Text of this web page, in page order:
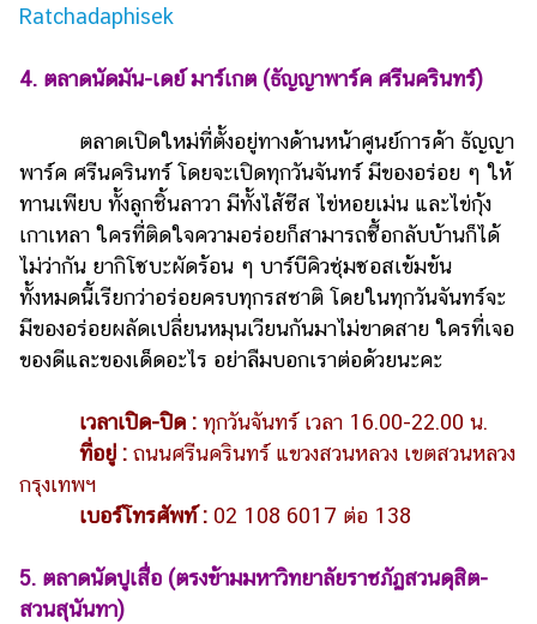
Ratchadaphisek
4. ตลาดนัดมัน-เดย์ มาร์เกต (ธัญญาพาร์ค ศรีนครินทร์)
ตลาดเปิดใหม่ที่ตั้งอยู่ทางด้านหน้าศูนย์การค้า ธัญญา
พาร์ค ศรีนครินทร์ โดยจะเปิดทุกวันจันทร์ มีของอร่อย ๆ ให้
ทานเพียบ ทั้งลูกชิ้นลาวา มีทั้งไส้ชีส ไข่หอยเม่น และไข่กุ้ง
เกาเหลา ใครที่ติดใจความอร่อยก็สามารถซื้อกลับบ้านก็ได้
ไม่ว่ากัน ยากิโซบะผัดร้อน ๆ บาร์บีคิวชุ่มซอสเข้มข้น
ทั้งหมดนี้เรียกว่าอร่อยครบทุกรสชาติ โดยในทุกวันจันทร์จะ
มีของอร่อยผลัดเปลี่ยนหมุนเวียนกันมาไม่ขาดสาย ใครที่เจอ
ของดีและของเด็ดอะไร อย่าลืมบอกเราต่อด้วยนะคะ
เวลาเปิด-ปิด : ทุกวันจันทร์ เวลา 16.00-22.00 น.
ที่อยู่ : ถนนศรีนครินทร์ แขวงสวนหลวง เขตสวนหลวง
กรุงเทพฯ
เบอร์โทรศัพท์ : 02 108 6017 ต่อ 138
5. ตลาดนัดปูเสื่อ (ตรงข้ามมหาวิทยาลัยราชภัฏสวนดุสิต-
สวนสุนันทา)